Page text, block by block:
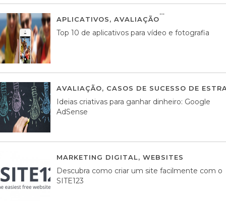
APLICATIVOS, AVALIAÇÃO
Top 10 de aplicativos para vídeo e fotografia
AVALIAÇÃO, CASOS DE SUCESSO DE
Ideias criativas para ganhar dinheiro: Google
AdSense
MARKETING DIGITAL, WEBSITES
Descubra como criar um site facilmente com o
SITE123